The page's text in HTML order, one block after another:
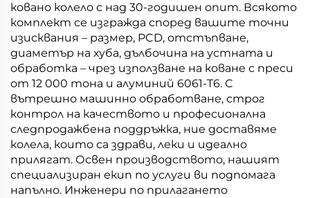
ковано колело с над 30-годишен опит. Всякото
комплект се изгражда според вашите точни
изисквания – размер, PCD, отстъпване,
диаметър на хуба, дълбочина на устната и
обработка – чрез използване на коване с преси
от 12 000 тона и алуминий 6061-T6. С
вътрешно машинно обработване, строг
контрол на качеството и професионална
следпродажбена поддръжка, ние доставяме
колела, които са здрави, леки и идеално
прилягат. Освен производството, нашият
специализиран екип по услуги ви подпомага
напълно. Инженери по прилагането